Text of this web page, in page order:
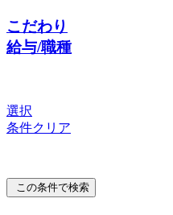
こだわり
給与/職種
選択
条件クリア
この条件で検索